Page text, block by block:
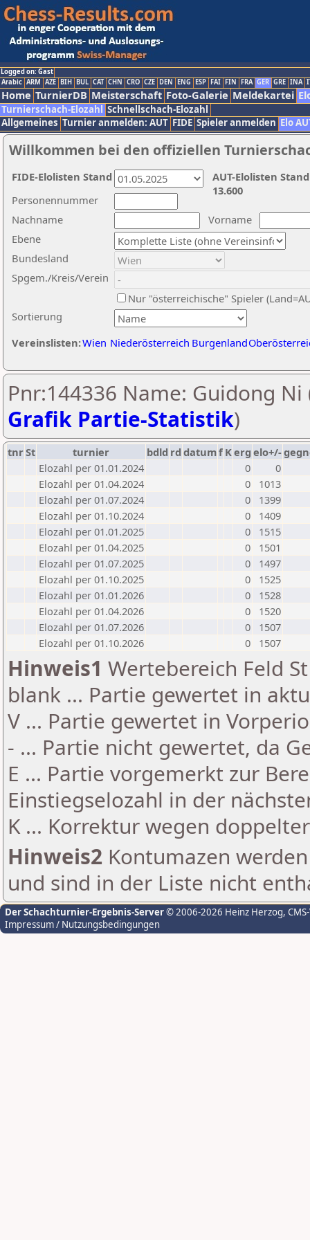
Logged on: Gast
Arabic ARM AZE BIH BUL CAT CHN CRO CZE DEN ENG ESP FAI FIN FRA GER GRE INA
Home TurnierDB Meisterschaft Foto-Galerie Meldekartei
Turnierschach-Elozahl Schnellschach-Elozahl
Allgemeines Turnier anmelden: AUT FIDE Spieler anmelden Elo
Willkommen bei den offiziellen
Nachname
Vorname
Ebene
Sortierung
Personennummer
Bundesland
Spgem./Kreis/Verein
Nur "österreichische" Spieler
Vereinslisten:Wien Niederösterreich Burgenland
AUT-Elolisten
13.600
FIDE-Elolisten Stand
Pnr:144336 Name: Guidong Ni
Grafik Partie-Statistik)
tnrSt turnier bdld rd datumf Kerg elo+/-
Elozahl per 01.01.2024
0
0
Elozahl per 01.04.2024
0
1013
Elozahl per 01.07.2024
0
1399
Elozahl per 01.10.2024
0
1409
Elozahl per 01.01.2025
0
1515
Elozahl per 01.04.2025
0
1501
Elozahl per 01.07.2025
0
1497
Elozahl per 01.10.2025
0
1525
Elozahl per 01.01.2026
0
1528
Elozahl per 01.04.2026
0
1520
Elozahl per 01.07.2026
0
1507
Elozahl per 01.10.2026
0 1507
Hinweis1 Wertebereich Feld
blank ... Partie gewertet in
V ... Partie gewertet in
- ... Partie nicht gewertet, da
E ... Partie vorgemerkt zur
Einstiegselozahl in der
K ... Korrektur wegen
Hinweis2 Kontumazen
und sind in der Liste nicht
Der Schachturnier-Ergebnis-Server© 2006-2026 Heinz Herzog,
Impressum / Nutzungsbedingungen